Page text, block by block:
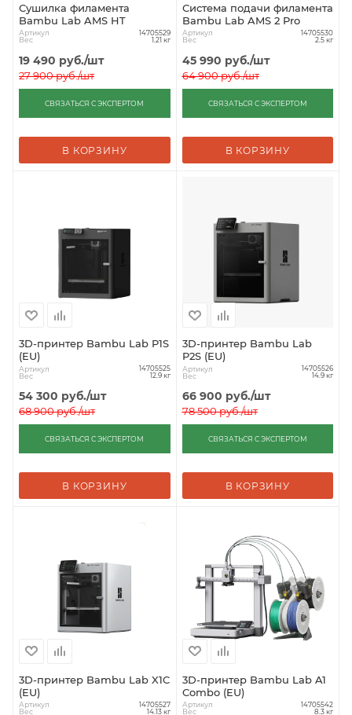
Сушилка филамента
Bambu Lab AMS HT
Артикул 14705529
Вес 1.21 кг
19 490 руб./шт
27 900руб./шт
СВЯЗАТЬСЯ С ЭКСПЕРТОМ
В КОРЗИНУ
Система подачи филамента
Bambu Lab AMS 2 Pro
Артикул 14705530
Вес 2.5 кг
45 990 руб./шт
64 900руб./шт
СВЯЗАТЬСЯ С ЭКСПЕРТОМ
В КОРЗИНУ
3D-принтер Bambu Lab P1S
(EU)
Артикул 14705525
Вес 12.9 кг
54 300 руб./шт
68 900руб./шт
СВЯЗАТЬСЯ С ЭКСПЕРТОМ
В КОРЗИНУ
3D-принтер Bambu Lab
P2S (EU)
Артикул 14705526
Вес 14.9 кг
66 900 руб./шт
78 500руб./шт
СВЯЗАТЬСЯ С ЭКСПЕРТОМ
В КОРЗИНУ
3D-принтер Bambu Lab X1C
(EU)
Артикул 14705527
Вес 14.13 кг
3D-принтер Bambu Lab A1
Combo (EU)
Артикул 14705542
Вес 8.3 кг